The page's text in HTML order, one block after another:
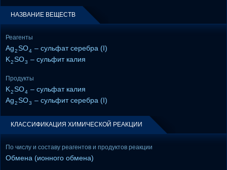
НАЗВАНИЕ ВЕЩЕСТВ
Реагенты
Ag2SO4 – сульфат серебра (I)
K2SO3 – сульфит калия
Продукты
K2SO4 – сульфат калия
Ag2SO3 – сульфит серебра (I)
КЛАССИФИКАЦИЯ ХИМИЧЕСКОЙ РЕАКЦИИ
По числу и составу реагентов и продуктов реакции
Обмена (ионного обмена)